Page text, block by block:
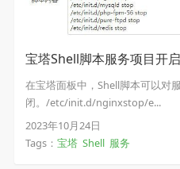
宝塔Shell脚本服务项目开
在宝塔面板中，Shell脚本可以对
闭。/etc/init.d/nginxstop/e...
2023年10月24日
Tags： 宝塔 Shell 服务